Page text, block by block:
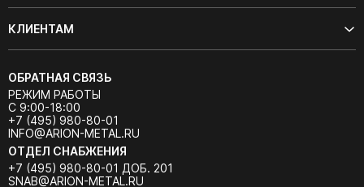
КЛИЕНТАМ
ОБРАТНАЯ СВЯЗЬ
РЕЖИМ РАБОТЫ
С 9:00-18:00
+7 (495) 980-80-01
INFO@ARION-METAL.RU
ОТДЕЛ СНАБЖЕНИЯ
+7 (495) 980-80-01 ДОБ. 201
SNAB@ARION-METAL.RU